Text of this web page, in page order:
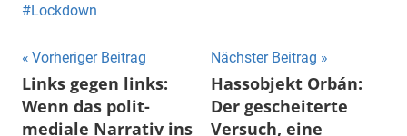
Lockdown
Beitragsnavigation
Vorheriger Beitrag
Links gegen links:
Wenn das polit-
mediale Narrativ ins
Nächster Beitrag
Hassobjekt Orbán:
Der gescheiterte
Versuch, eine